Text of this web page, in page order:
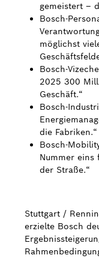
gemeistert –
Bosch-
möglichst
Bosch-
2025 300
Geschäft.“
Bosch-
die Fabriken.“
Bosch-
Nummer
der Straße.“
Stuttgart /
erzielte Bosch